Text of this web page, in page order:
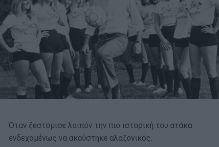
Όταν ξεστόμισε λοιπόν την πιο ιστορική του ατάκα
ενδεχομένως να ακούστηκε αλαζονικός.